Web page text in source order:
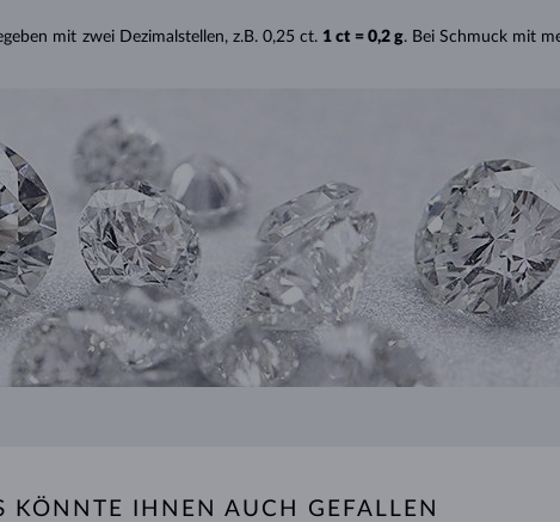
mit zwei Dezimalstellen, z.B. 0,25 ct. 1 ct = 0,2 g. Bei Schmuck mit
KÖNNTE IHNEN AUCH GEFALLEN